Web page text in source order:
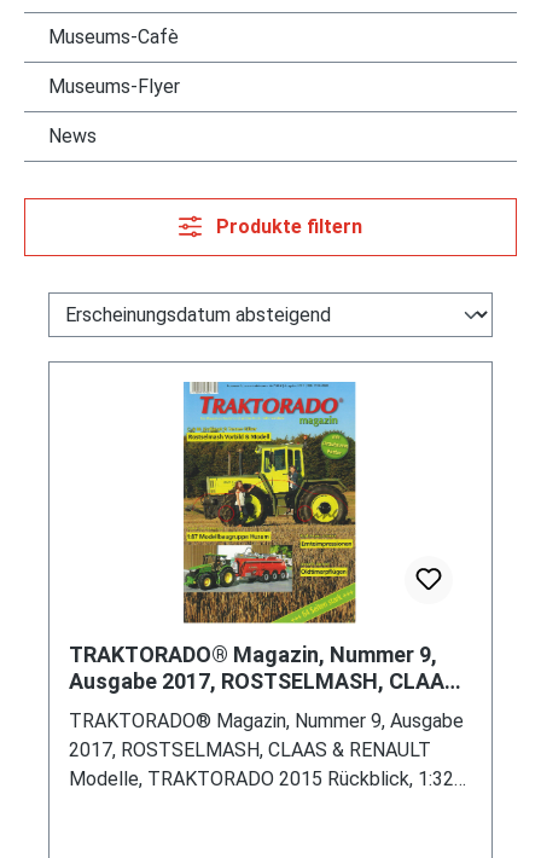
Museums-Cafè
Museums-Flyer
News
Produkte filtern
TRAKTORADO® Magazin, Nummer 9,
Ausgabe 2017, ROSTSELMASH, CLAAS
& RENAULT Modelle, TRAKTORADO
2015 R
TRAKTORADO® Magazin, Nummer 9, Ausgabe
2017, ROSTSELMASH, CLAAS & RENAULT
Modelle, TRAKTORADO 2015 Rückblick, 1:32